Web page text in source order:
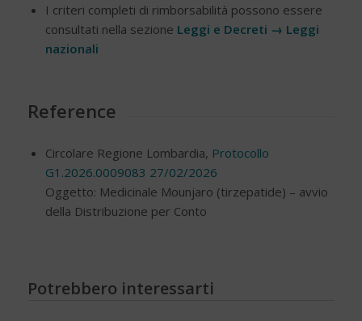
I criteri completi di rimborsabilità possono essere
consultati nella sezione Leggi e Decreti → Leggi
nazionali
Reference
Circolare Regione Lombardia, Protocollo
G1.2026.0009083 27/02/2026
Oggetto: Medicinale Mounjaro (tirzepatide) – avvio
della Distribuzione per Conto
Potrebbero interessarti